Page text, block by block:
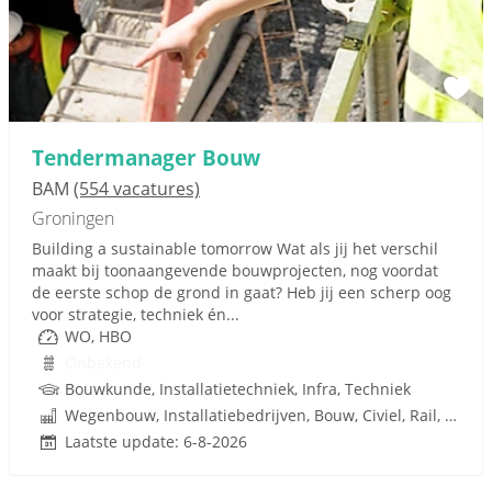
Tendermanager Bouw
BAM (554 vacatures)
Groningen
Building a sustainable tomorrow Wat als jij het verschil
maakt bij toonaangevende bouwprojecten, nog voordat
de eerste schop de grond in gaat? Heb jij een scherp oog
voor strategie, techniek én...
WO, HBO
Bouwkunde, Installatietechniek, Infra, Techniek
Wegenbouw, Installatiebedrijven, Bouw, Civiel, Rail, Infrastructuren
Laatste update: 6-8-2026